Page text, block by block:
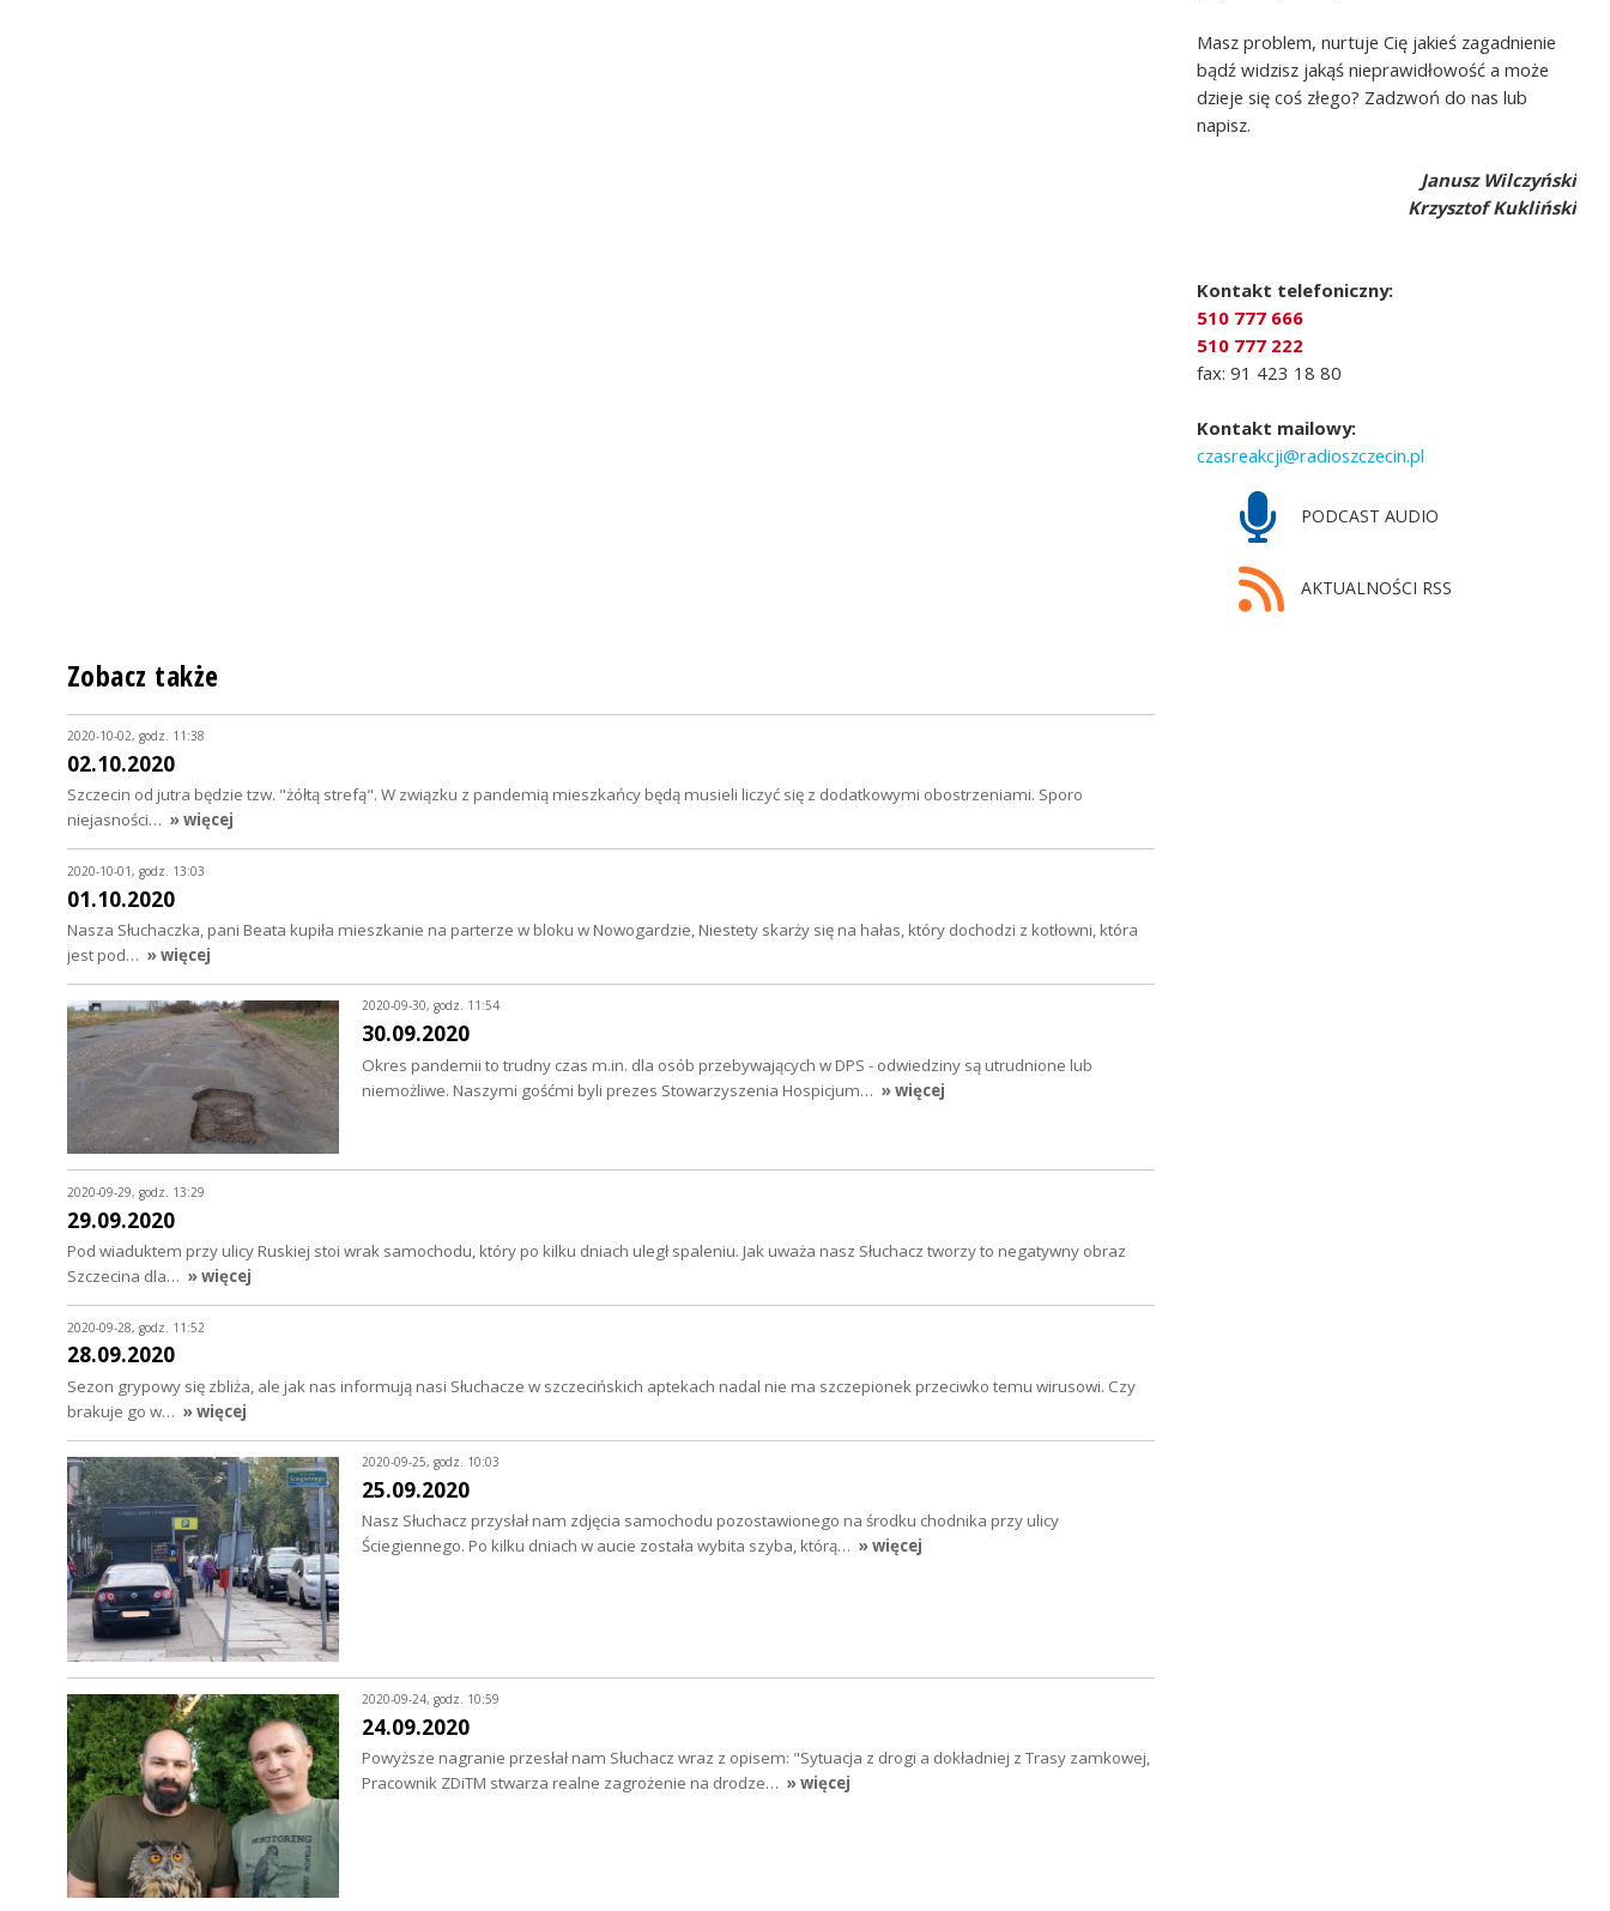
Masz problem, nurtuje Cię jakieś zagadnienie
bądź widzisz jakąś nieprawidłowość a może
dzieje się coś złego? Zadzwoń do nas lub
napisz.
Janusz Wilczyński
Krzysztof Kukliński
Kontakt telefoniczny:
510 777 666
510 777 222
fax: 91 423 18 80
Kontakt mailowy:
czasreakcji@radioszczecin.pl
PODCAST AUDIO
AKTUALNOŚCI RSS
Zobacz także
2020-10-02, godz. 11:38
02.10.2020
Szczecin od jutra będzie tzw. "żółtą strefą". W związku z pandemią mieszkańcy będą musieli liczyć się z dodatkowymi obostrzeniami. Sporo
niejasności… » więcej
2020-10-01, godz. 13:03
01.10.2020
Nasza Słuchaczka, pani Beata kupiła mieszkanie na parterze w bloku w Nowogardzie, Niestety skarży się na hałas, który dochodzi z kotłowni, która
jest pod… » więcej
2020-09-30, godz. 11:54
30.09.2020
Okres pandemii to trudny czas m.in. dla osób przebywających w DPS - odwiedziny są utrudnione lub
niemożliwe. Naszymi gośćmi byli prezes Stowarzyszenia Hospicjum… » więcej
2020-09-29, godz. 13:29
29.09.2020
Pod wiaduktem przy ulicy Ruskiej stoi wrak samochodu, który po kilku dniach uległ spaleniu. Jak uważa nasz Słuchacz tworzy to negatywny obraz
Szczecina dla… » więcej
2020-09-28, godz. 11:52
28.09.2020
Sezon grypowy się zbliża, ale jak nas informują nasi Słuchacze w szczecińskich aptekach nadal nie ma szczepionek przeciwko temu wirusowi. Czy
brakuje go w… » więcej
2020-09-25, godz. 10:03
25.09.2020
Nasz Słuchacz przysłał nam zdjęcia samochodu pozostawionego na środku chodnika przy ulicy
Ściegiennego. Po kilku dniach w aucie została wybita szyba, którą… » więcej
2020-09-24, godz. 10:59
24.09.2020
Powyższe nagranie przesłał nam Słuchacz wraz z opisem: "Sytuacja z drogi a dokładniej z Trasy zamkowej,
Pracownik ZDiTM stwarza realne zagrożenie na drodze… » więcej